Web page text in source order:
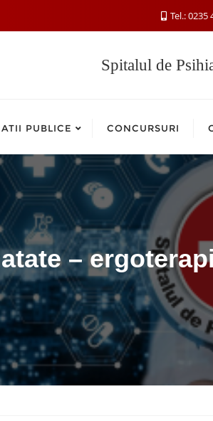
Tel.: 0235
Spitalul de
PUBLICE CONCURSURI
–